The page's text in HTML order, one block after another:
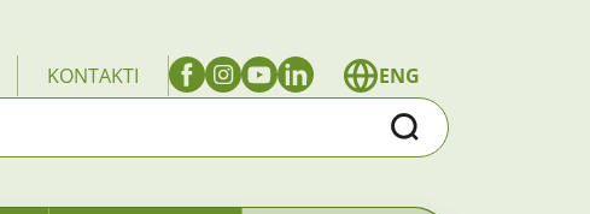
KONTAKTI
ENG
Traži